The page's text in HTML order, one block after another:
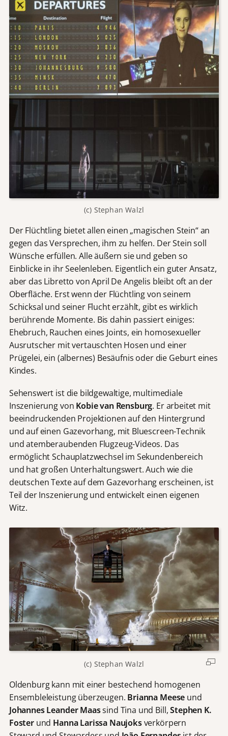
(c) Stephan Walzl
Der Flüchtling bietet allen einen „magischen Stein“ an
gegen das Versprechen, ihm zu helfen. Der Stein soll
Wünsche erfüllen. Alle äußern sie und geben so
Einblicke in ihr Seelenleben. Eigentlich ein guter Ansatz,
aber das Libretto von April De Angelis bleibt oft an der
Oberfläche. Erst wenn der Flüchtling von seinem
Schicksal und seiner Flucht erzählt, gibt es wirklich
berührende Momente. Bis dahin passiert einiges:
Ehebruch, Rauchen eines Joints, ein homosexueller
Ausrutscher mit vertauschten Hosen und einer
Prügelei, ein (albernes) Besäufnis oder die Geburt eines
Kindes.
Sehenswert ist die bildgewaltige, multimediale
Inszenierung von Kobie van Rensburg. Er arbeitet mit
beeindruckenden Projektionen auf den Hintergrund
und auf einen Gazevorhang, mit Bluescreen-Technik
und atemberaubenden Flugzeug-Videos. Das
ermöglicht Schauplatzwechsel im Sekundenbereich
und hat großen Unterhaltungswert. Auch wie die
deutschen Texte auf dem Gazevorhang erscheinen, ist
Teil der Inszenierung und entwickelt einen eigenen
Witz.
(c) Stephan Walzl
Oldenburg kann mit einer bestechend homogenen
Ensembleleistung überzeugen. Brianna Meese und
Johannes Leander Maassind Tina und Bill,Stephen K.
Foster und Hanna Larissa Naujoksverkörpern